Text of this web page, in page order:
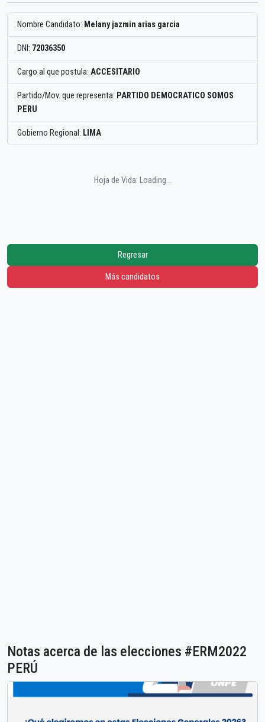
Nombre Candidato: Melany jazmin arias garcia
DNI: 72036350
Cargo al que postula: ACCESITARIO
Partido/Mov. que representa: PARTIDO DEMOCRATICO SOMOS
PERU
Gobierno Regional: LIMA
Hoja de Vida: Loading...
Regresar
Más candidatos
Notas acerca de las elecciones #ERM2022
PERÚ